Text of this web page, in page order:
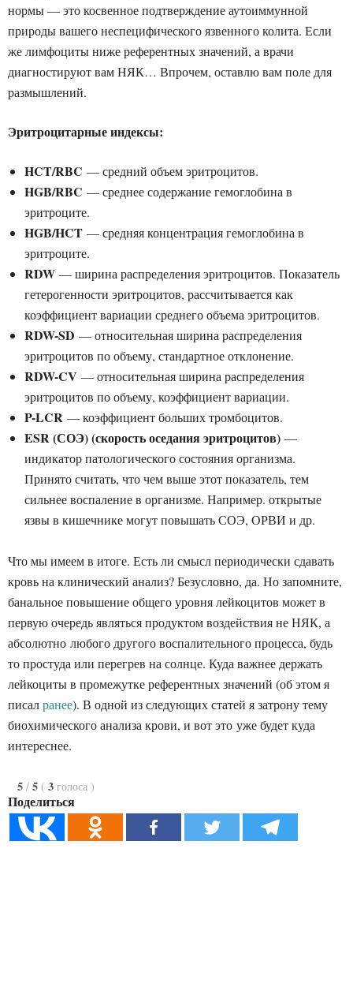
нормы — это косвенное подтверждение аутоиммунной
природы вашего неспецифического язвенного колита. Если
же лимфоциты ниже референтных значений, а врачи
диагностируют вам НЯК… Впрочем, оставлю вам поле для
размышлений.
Эритроцитарные индексы:
HCT/RBC — средний объем эритроцитов.
HGB/RBC — среднее содержание гемоглобина в
эритроците.
HGB/HCT — средняя концентрация гемоглобина в
эритроците.
RDW — ширина распределения эритроцитов. Показатель
гетерогенности эритроцитов, рассчитывается как
коэффициент вариации среднего объема эритроцитов.
RDW-SD — относительная ширина распределения
эритроцитов по объему, стандартное отклонение.
RDW-CV — относительная ширина распределения
эритроцитов по объему, коэффициент вариации.
P-LCR — коэффициент больших тромбоцитов.
ESR (СОЭ) (скорость оседания эритроцитов) —
индикатор патологического состояния организма.
Принято считать, что чем выше этот показатель, тем
сильнее воспаление в организме. Например. открытые
язвы в кишечнике могут повышать СОЭ, ОРВИ и др.
Что мы имеем в итоге. Есть ли смысл периодически сдавать
кровь на клинический анализ? Безусловно, да. Но запомните,
банальное повышение общего уровня лейкоцитов может в
первую очередь являться продуктом воздействия не НЯК, а
абсолютно любого другого воспалительного процесса, будь
то простуда или перегрев на солнце. Куда важнее держать
лейкоциты в промежутке референтных значений (об этом я
писалранее). В одной из следующих статей я затрону тему
биохимического анализа крови, и вот это уже будет куда
интереснее.
5 / 5 ( 3 голоса )
Поделиться